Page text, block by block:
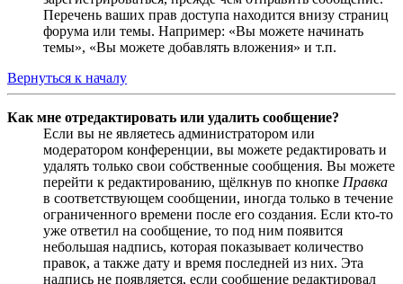
Перечень ваших прав доступа находится внизу страниц
форума или темы. Например: «Вы можете начинать
темы», «Вы можете добавлять вложения» и т.п.
Вернуться к началу
Как мне отредактировать или удалить сообщение?
Если вы не являетесь администратором или
модератором конференции, вы можете редактировать и
удалять только свои собственные сообщения. Вы можете
перейти к редактированию, щёлкнув по кнопке Правка
в соответствующем сообщении, иногда только в течение
ограниченного времени после его создания. Если кто-то
уже ответил на сообщение, то под ним появится
небольшая надпись, которая показывает количество
правок, а также дату и время последней из них. Эта
надпись не появляется, если сообщение редактировал